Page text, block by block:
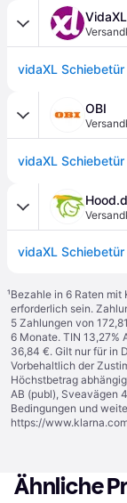
VidaXL
OBI
¹Bezahle in 6 Raten mit
erforderlich sein.
5 Zahlungen von
6 Monate. TIN 13,27%
36,84 €. Gilt nur für in
Vorbehaltlich der
Höchstbetrag
AB (publ), Sveavägen
Bedingungen und
https://
Ähnliche